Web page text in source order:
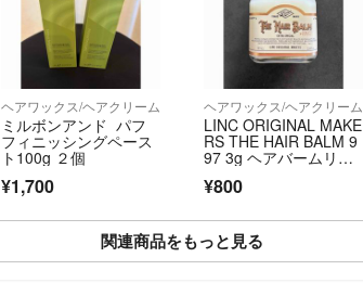
ヘアワックス/ヘアクリーム
ミルボンアンド パフ
フィニッシングペース
ト100g ２個
¥1,700
ヘアワックス/ヘアクリーム
LINC ORIGINAL MAKE
RS THE HAIR BALM 9
97 3g ヘアバームリン
¥800
関連商品をもっと見る